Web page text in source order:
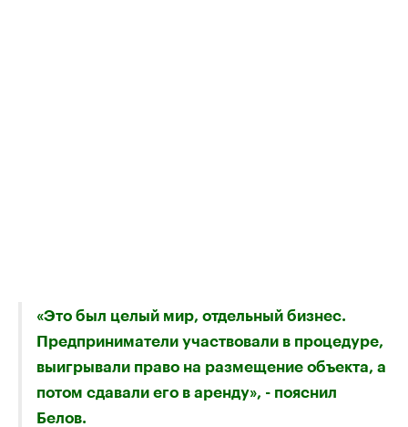
«Это был целый мир, отдельный бизнес.
Предприниматели участвовали в процедуре,
выигрывали право на размещение объекта, а
потом сдавали его в аренду», - пояснил
Белов.